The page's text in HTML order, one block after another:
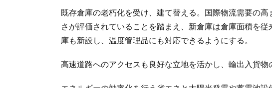
既存倉庫の老朽化を受け、建て替える。国際物流需要の
さが評価されていることを踏まえ、新倉庫は倉庫面積を
庫も新設し、温度管理品にも対応できるようにする。
高速道路へのアクセスも良好な立地を活かし、輸出入貨物